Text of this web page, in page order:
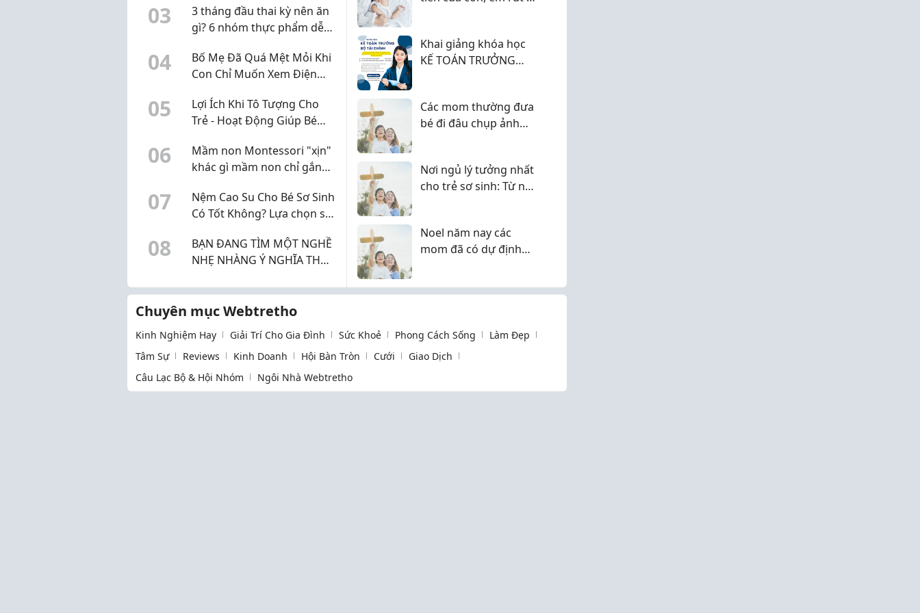
03
3 tháng đầu thai kỳ nên ăn
gì? 6 nhóm thực phẩm dễ
hai người"
04
Bố Mẹ Đã Quá Mệt Mỏi Khi
Con Chỉ Muốn Xem Điện
Mùa Hè Của Bé
05
Lợi Ích Khi Tô Tượng Cho
Trẻ - Hoạt Động Giúp Bé
06
Mầm non Montessori "xịn"
khác gì mầm non chỉ gắn
07
Nệm Cao Su Cho Bé Sơ Sinh
Có Tốt Không? Lựa chọn số
08
BẠN ĐANG TÌM MỘT NGHỀ
NHẸ NHÀNG Ý NGHĨA THU
chia sẻ cho các mom
Khai giảng khóa học
KẾ TOÁN TRƯỞNG
Các mom thường đưa
bé đi đâu chụp ảnh
Nơi ngủ lý tưởng nhất
cho trẻ sơ sinh: Từ nôi
Noel năm nay các
mom đã có dự định
Chuyên mục Webtretho
Kinh Nghiệm Hay Giải Trí Cho Gia Đình Sức Khoẻ Phong Cách Sống
Làm Đẹp
Tâm Sự
Reviews Kinh Doanh Hội Bàn Tròn Cưới
Giao Dịch
Câu Lạc Bộ & Hội Nhóm
Ngôi Nhà Webtretho